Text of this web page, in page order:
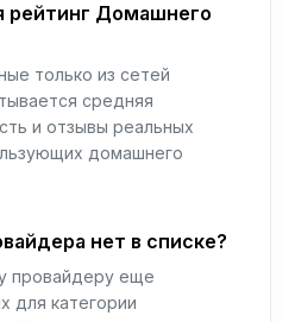
рейтинг Домашнего
только из сетей
средняя
и отзывы реальных
домашнего
нет в списке?
провайдеру еще
для категории